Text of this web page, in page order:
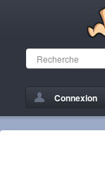
Connexion